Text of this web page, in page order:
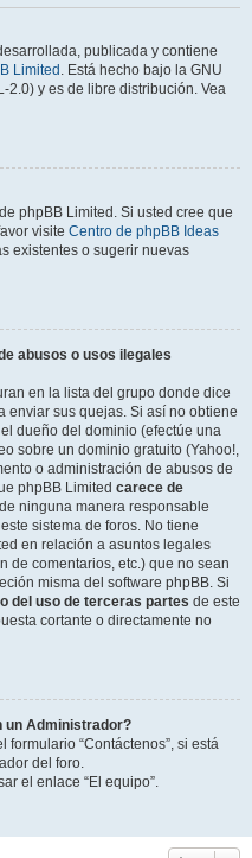
publicada y contiene
Limited . Está hecho bajo la GNU
2.0) y es de libre distribución. Vea
phpBB Limited. Si usted cree que
visite Centro de phpBB Ideas
existentes o sugerir nuevas
abusos o usos ilegales
en la lista del grupo donde dice
enviar sus quejas. Si así no obtiene
dueño del dominio (efectúe una
sobre un dominio gratuito (Yahoo!,
o administración de abusos de
phpBB Limited carece de
ninguna manera responsable
sistema de foros. No tiene
en relación a asuntos legales
de comentarios, etc.) que no sean
misma del software phpBB. Si
del uso de terceras partes de este
cortante o directamente no
un Administrador?
“Contáctenos”, si está
del foro.
el enlace “El equipo”.